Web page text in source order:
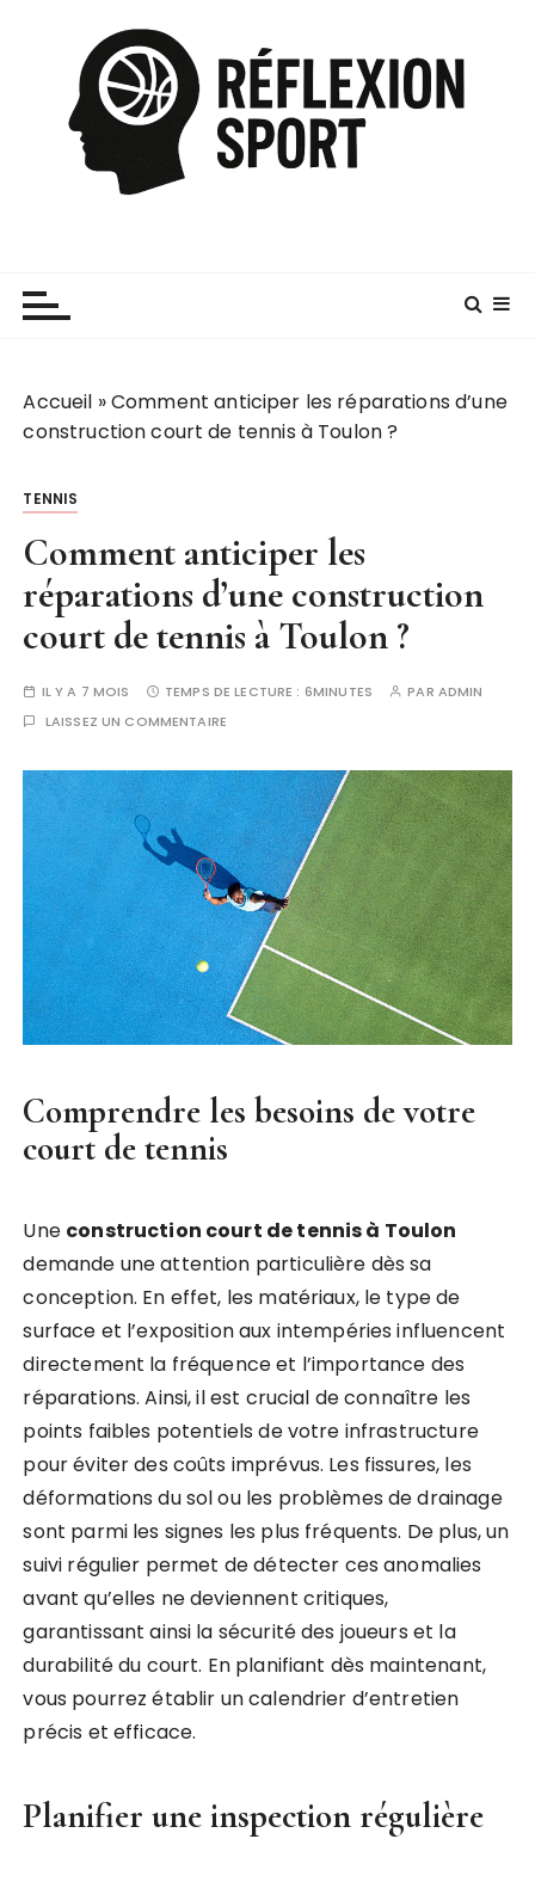
Accueil »Comment anticiper les réparations d’une
construction court de tennis à Toulon ?
TENNIS
Comment anticiper les
réparations d’une construction
court de tennis à Toulon ?
IL Y A 7 MOIS TEMPS DE LECTURE : 6MINUTES PAR ADMIN
LAISSEZ UN COMMENTAIRE
Comprendre les besoins de votre
court de tennis
Une construction court de tennis à Toulon
demande une attention particulière dès sa
conception. En effet, les matériaux, le type de
surface et l’exposition aux intempéries influencent
directement la fréquence et l’importance des
réparations. Ainsi, il est crucial de connaître les
points faibles potentiels de votre infrastructure
pour éviter des coûts imprévus. Les fissures, les
déformations du sol ou les problèmes de drainage
sont parmi les signes les plus fréquents. De plus, un
suivi régulier permet de détecter ces anomalies
avant qu’elles ne deviennent critiques,
garantissant ainsi la sécurité des joueurs et la
durabilité du court. En planifiant dès maintenant,
vous pourrez établir un calendrier d’entretien
précis et efficace.
Planifier une inspection régulière